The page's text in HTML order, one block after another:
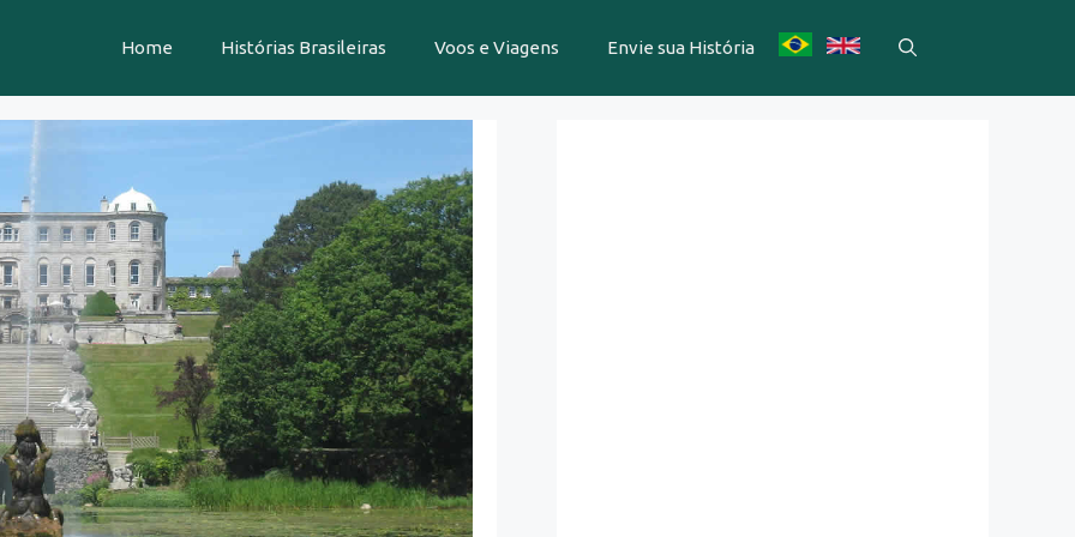
Home Histórias Brasileiras Voos e Viagens Envie sua História